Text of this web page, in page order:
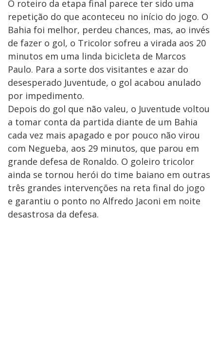
O roteiro da etapa final parece ter sido uma
repetição do que aconteceu no início do jogo. O
Bahia foi melhor, perdeu chances, mas, ao invés
de fazer o gol, o Tricolor sofreu a virada aos 20
minutos em uma linda bicicleta de Marcos
Paulo. Para a sorte dos visitantes e azar do
desesperado Juventude, o gol acabou anulado
por impedimento.
Depois do gol que não valeu, o Juventude voltou
a tomar conta da partida diante de um Bahia
cada vez mais apagado e por pouco não virou
com Negueba, aos 29 minutos, que parou em
grande defesa de Ronaldo. O goleiro tricolor
ainda se tornou herói do time baiano em outras
três grandes intervenções na reta final do jogo
e garantiu o ponto no Alfredo Jaconi em noite
desastrosa da defesa.